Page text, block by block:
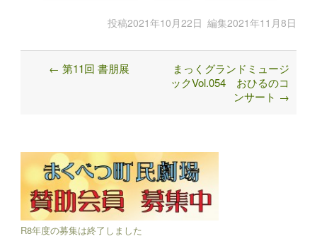
投稿2021年10月22日 編集2021年11月8日
Post
← 第11回 書朋展
まっくグランドミュージ
ックVol.054 おひるのコ
ンサート →
R8年度の募集は終了しました